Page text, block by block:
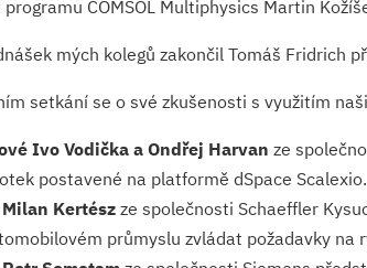
programu COMSOL Multiphysics Martin
mých kolegů zakončil Tomáš Fridrich
setkání se o své zkušenosti s využitím
Ivo Vodička a Ondřej Harvan ze
postavené na platformě dSpace Scalexio.
Kertészze společnosti Schaeffler
průmyslu zvládat požadavky